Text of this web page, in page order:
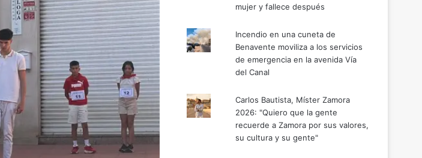
mujer y fallece después
Incendio en una cuneta de
Benavente moviliza a los servicios
de emergencia en la avenida Vía
del Canal
Carlos Bautista, Míster Zamora
2026: "Quiero que la gente
recuerde a Zamora por sus valores,
su cultura y su gente"